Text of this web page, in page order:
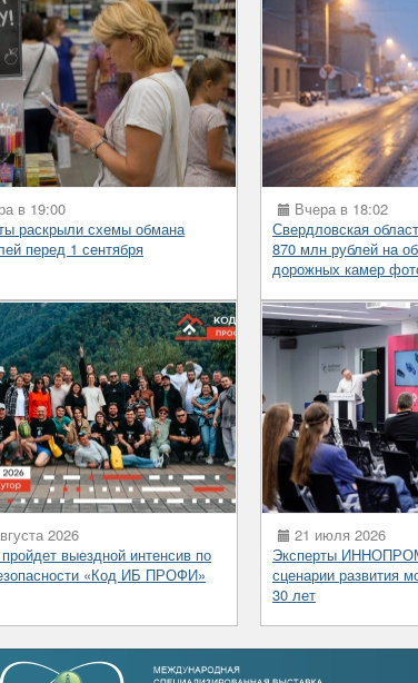
в 19:00
раскрыли схемы обмана
перед 1 сентября
Вчера в 18:02
Свердловская
870 млн рублей на
дорожных камер
2026
выездной интенсив по
«Код ИБ ПРОФИ»
21 июля 2026
Эксперты
сценарии развития
30 лет